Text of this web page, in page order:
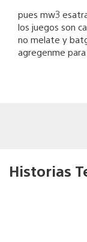
pues mw3
los juegos son
no melate y
agregenme
Historias